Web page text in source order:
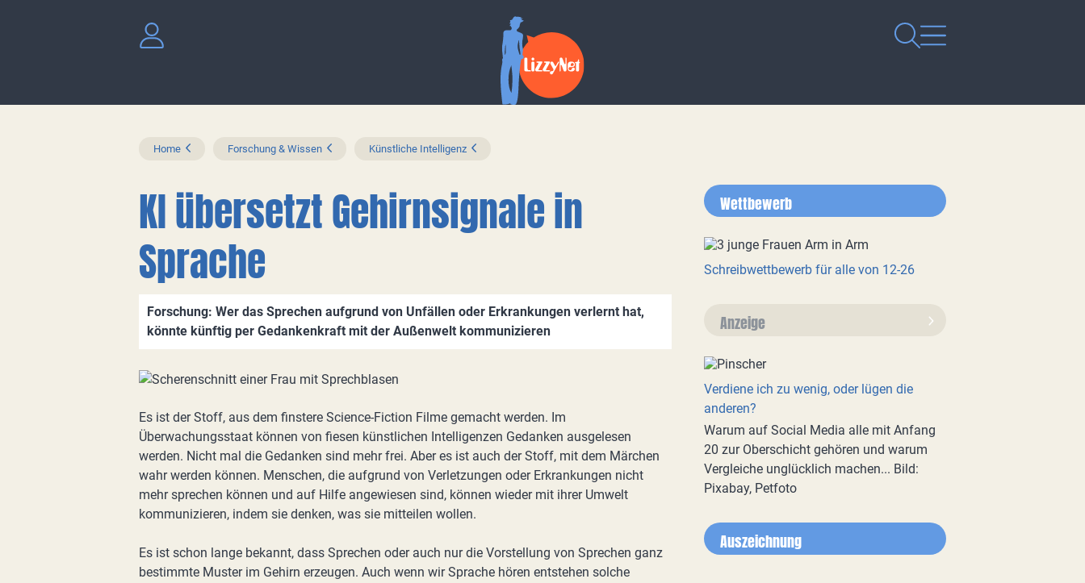
Home Forschung & Wissen Künstliche Intelligenz
KI übersetzt Gehirnsignale in
Sprache
Forschung: Wer das Sprechen aufgrund von Unfällen oder Erkrankungen verlernt hat,
könnte künftig per Gedankenkraft mit der Außenwelt kommunizieren
Es ist der Stoff, aus dem finstere Science-Fiction Filme gemacht werden. Im
Überwachungsstaat können von fiesen künstlichen Intelligenzen Gedanken ausgelesen
werden. Nicht mal die Gedanken sind mehr frei. Aber es ist auch der Stoff, mit dem Märchen
wahr werden können. Menschen, die aufgrund von Verletzungen oder Erkrankungen nicht
mehr sprechen können und auf Hilfe angewiesen sind, können wieder mit ihrer Umwelt
kommunizieren, indem sie denken, was sie mitteilen wollen.
Es ist schon lange bekannt, dass Sprechen oder auch nur die Vorstellung von Sprechen ganz
bestimmte Muster im Gehirn erzeugen. Auch wenn wir Sprache hören entstehen solche
Wettbewerb
Schreibwettbewerb für alle von 12-26
Anzeige
Verdiene ich zu wenig, oder lügen die
anderen?
Warum auf Social Media alle mit Anfang
20 zur Oberschicht gehören und warum
Vergleiche unglücklich machen... Bild:
Pixabay, Petfoto
Auszeichnung